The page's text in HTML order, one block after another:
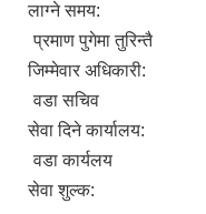
लाग्ने समय:
प्रमाण पुगेमा तुरिन्तै
जिम्मेवार अधिकारी:
वडा सचिव
सेवा दिने कार्यालय:
वडा कार्यलय
सेवा शुल्क: